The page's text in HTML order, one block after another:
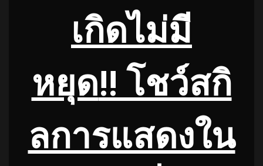
เกิดไม่มี
หยุด!! โชว์สกิ
ลการแสดงใน